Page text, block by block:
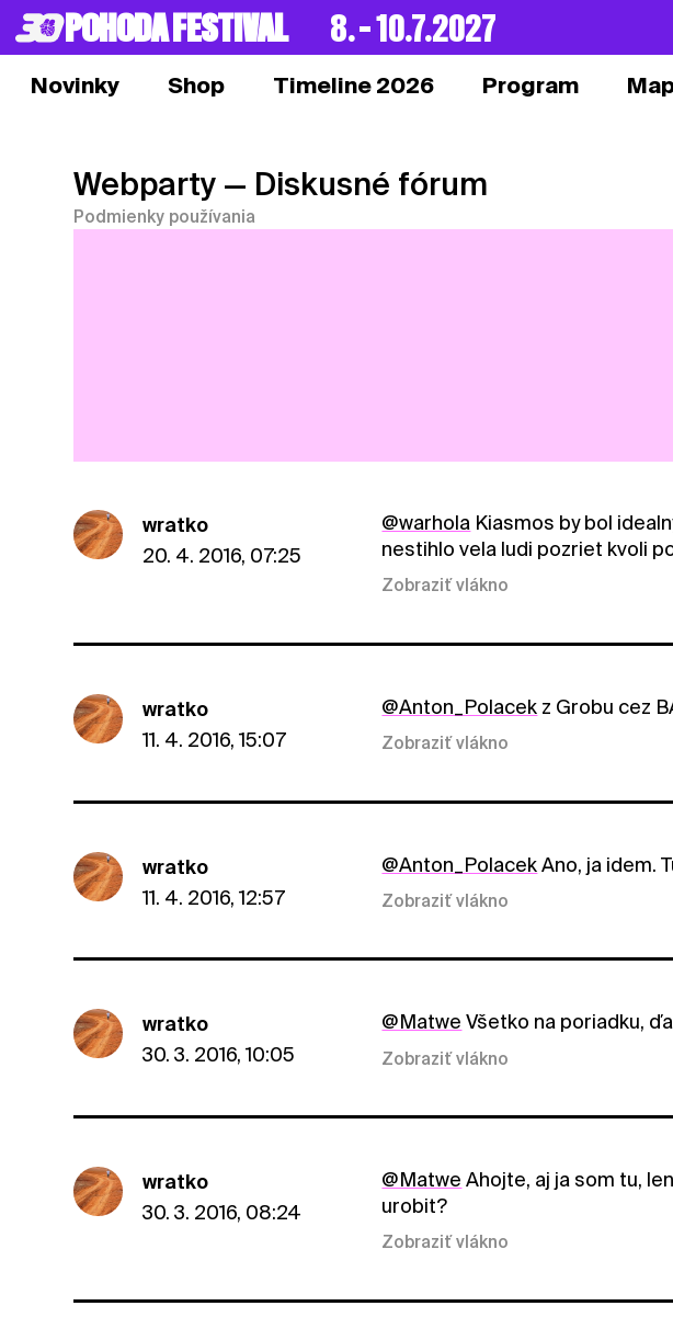
POHODA FESTIVAL 8. – 10.7.2027
Novinky Shop Timeline 2026 Program
Webparty — Diskusné fórum
Podmienky používania
wratko
20. 4. 2016, 07:25
@warhola Kiasmos by bol
nestihlo vela ludi pozriet kvoli
Zobraziť vlákno
wratko
11. 4. 2016, 15:07
@Anton_Polacek z Grobu cez
Zobraziť vlákno
wratko
11. 4. 2016, 12:57
@Anton_PolacekAno, ja idem.
Zobraziť vlákno
wratko
30. 3. 2016, 10:05
@Matwe Všetko na poriadku,
Zobraziť vlákno
wratko
30. 3. 2016, 08:24
@Matwe Ahojte, aj ja som tu,
urobit?
Zobraziť vlákno